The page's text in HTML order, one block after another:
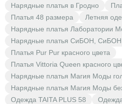
Нарядные платья в Гродно
Платья 48 размера
Летняя
Нарядные платья Лаборатории
Нарядные платья СиБОН, СиБОН
Платья Pur Pur красного цвета
Платья Vittoria Queen красного
Нарядные платья Магия Моды
Нарядные платья Магия Моды
Одежда TAITA PLUS 58